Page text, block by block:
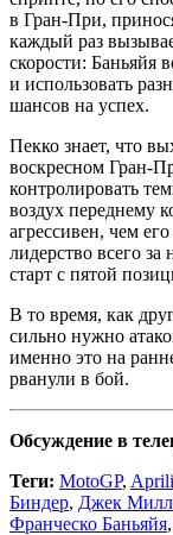
в Гран-При,
каждый раз
скорости: Баньяйя
и использовать
шансов на успех.
Пекко знает, что
воскресном Гран-
контролировать
воздух переднему
агрессивен, чем
лидерство всего за
старт с пятой
В то время, как
сильно нужно
именно это на
рванули в бой.
Обсуждение в
Теги: MotoGP,
Биндер, Джек
Франческо Баньяйя,